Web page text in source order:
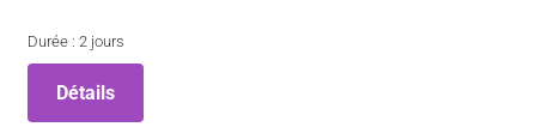
Durée : 2 jours
Détails